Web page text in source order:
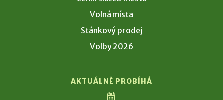
Volná místa
Stánkový prodej
Volby 2026
AKTUÁLNĚ PROBÍHÁ